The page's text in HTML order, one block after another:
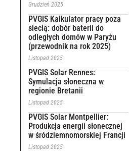
Grudzień 2025
PVGIS Kalkulator pracy poza
siecią: dobór baterii do
odległych domów w Paryżu
(przewodnik na rok 2025)
Listopad 2025
PVGIS Solar Rennes:
Symulacja słoneczna w
regionie Bretanii
Listopad 2025
PVGIS Solar Montpellier:
Produkcja energii słonecznej
w śródziemnomorskiej Francji
Listopad 2025